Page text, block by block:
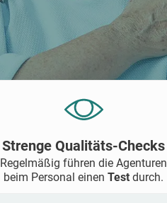
Strenge Qualitäts-Checks
Regelmäßig führen die Agenturen
beim Personal einenTestdurch.